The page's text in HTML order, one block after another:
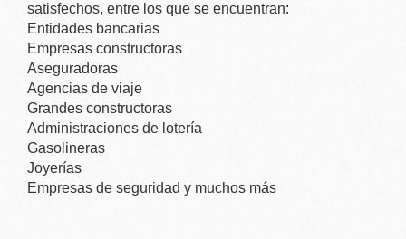
satisfechos, entre los que se encuentran:
Entidades bancarias
Empresas constructoras
Aseguradoras
Agencias de viaje
Grandes constructoras
Administraciones de lotería
Gasolineras
Joyerías
Empresas de seguridad y muchos más